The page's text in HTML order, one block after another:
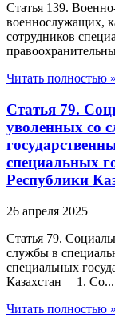
Статья 139.
военнослужащих,
сотрудников
Читать полностью »
Статья 79.
уволенных со
специальных
Республики
26 апреля 2025
Статья 79.
службы в
специальных
Казахстан 1. Со...
Читать полностью »